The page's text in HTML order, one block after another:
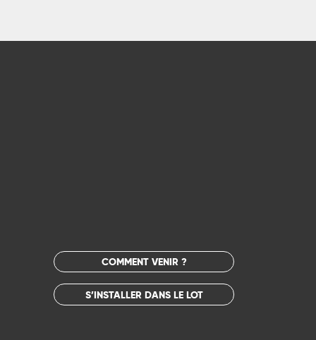
COMMENT VENIR ?
S’INSTALLER DANS LE LOT